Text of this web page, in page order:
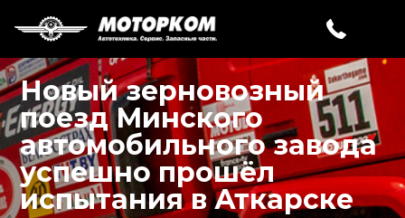
Новый зерновозный
поезд Минского
автомобильного завода
успешно прошёл
испытания в Аткарске